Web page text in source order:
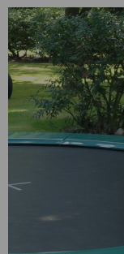
Skip
to
the
end
of
the
images
gallery